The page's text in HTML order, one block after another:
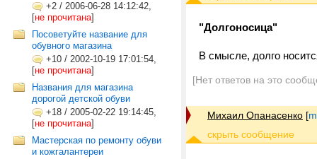
+2 / 2006-06-28 14:12:42,
[не прочитана]
Посоветуйте название для
обувного магазина
+10 / 2002-10-19 17:01:54,
[не прочитана]
Названия для магазина
дорогой детской обуви
+18 / 2005-02-22 19:14:45,
[не прочитана]
Мастерская по ремонту обуви
и кожгалантереи
"Долгоносица"
В смысле, долго
[Нет ответов на это
Михаил Опанасенко [